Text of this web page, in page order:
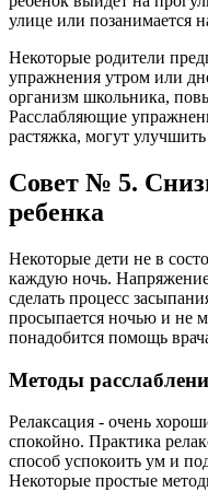
улице или позанимается
Некоторые родители
упражнения утром или
организм школьника,
Расслабляющие
растяжка, могут
Совет № 5.
ребенка
Некоторые дети не в
каждую ночь.
сделать процесс
просыпается ночью и не
понадобится помощь
Методы
Релаксация - очень
спокойно. Практика
способ успокоить ум и
Некоторые простые